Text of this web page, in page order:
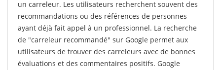
un carreleur. Les utilisateurs recherchent souvent des
recommandations ou des références de personnes
ayant déjà fait appel à un professionnel. La recherche
de "carreleur recommandé" sur Google permet aux
utilisateurs de trouver des carreleurs avec de bonnes
évaluations et des commentaires positifs. Google